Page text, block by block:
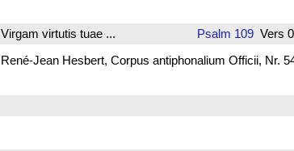
Virgam virtutis tuae ... Psalm 109Vers
René-Jean Hesbert, Corpus antiphonalium Officii, Nr.